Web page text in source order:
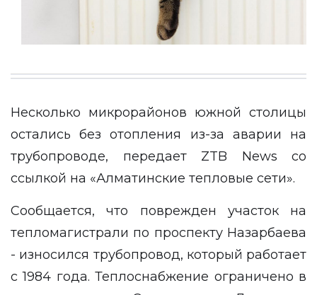
Несколько микрорайонов южной столицы
остались без отопления из-за аварии на
трубопроводе, передает ZTB News со
ссылкой на «Алматинские тепловые сети».
Сообщается, что поврежден участок на
тепломагистрали по проспекту Назарбаева
- износился трубопровод, который работает
с 1984 года. Теплоснабжение ограничено в